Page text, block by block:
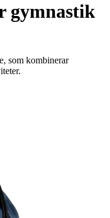
gymnastik
som kombinerar